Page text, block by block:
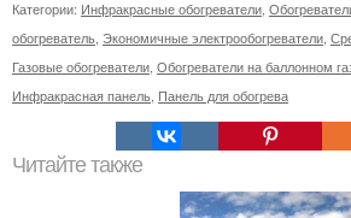
Категории: Инфракрасные обогреватели
обогреватель Экономичные электрообогреватели
Газовые обогреватели Обогреватели на баллонном
Инфракрасная панель Панель для обогрева
Читайте также